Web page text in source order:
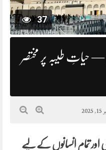
37
طیبہ پر مختصر
تمام انسانوں کے لیے